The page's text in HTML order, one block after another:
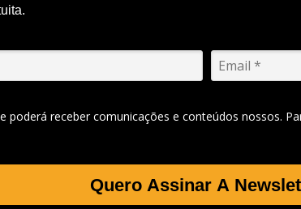
poderá receber comunicações e conteúdos nossos.
Quero Assinar A